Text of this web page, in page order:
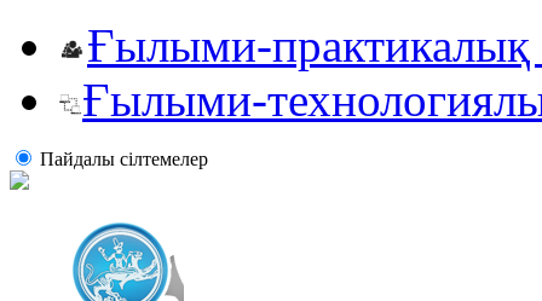
Ғылыми-практикалық
Ғылыми-
Пайдалы сiлтемелер